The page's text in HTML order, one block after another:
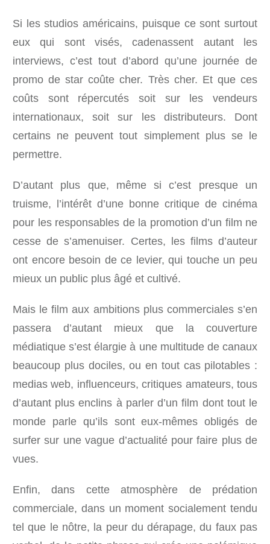
Si les studios américains, puisque ce sont surtout
eux qui sont visés, cadenassent autant les
interviews, c’est tout d’abord qu’une journée de
promo de star coûte cher. Très cher. Et que ces
coûts sont répercutés soit sur les vendeurs
internationaux, soit sur les distributeurs. Dont
certains ne peuvent tout simplement plus se le
permettre.
D’autant plus que, même si c’est presque un
truisme, l’intérêt d’une bonne critique de cinéma
pour les responsables de la promotion d’un film ne
cesse de s’amenuiser. Certes, les films d’auteur
ont encore besoin de ce levier, qui touche un peu
mieux un public plus âgé et cultivé.
Mais le film aux ambitions plus commerciales s’en
passera d’autant mieux que la couverture
médiatique s’est élargie à une multitude de canaux
beaucoup plus dociles, ou en tout cas pilotables :
medias web, influenceurs, critiques amateurs, tous
d’autant plus enclins à parler d’un film dont tout le
monde parle qu’ils sont eux-mêmes obligés de
surfer sur une vague d’actualité pour faire plus de
vues.
Enfin, dans cette atmosphère de prédation
commerciale, dans un moment socialement tendu
tel que le nôtre, la peur du dérapage, du faux pas